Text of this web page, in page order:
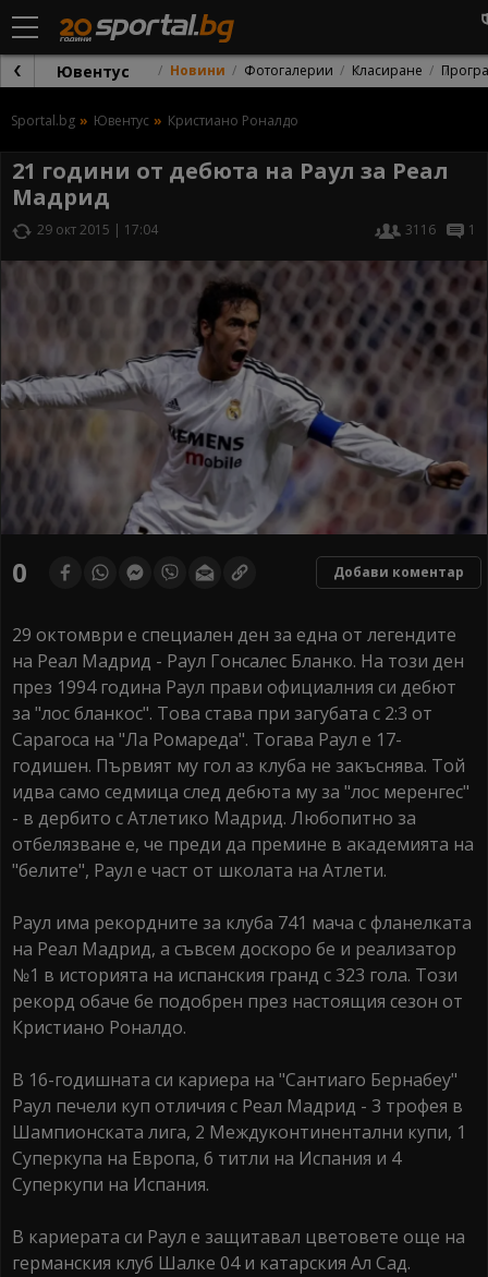
Ювентус Новини Фотогалерии Класиране
Sportal.bg Ювентус Кристиано Роналдо
21 години от дебюта на Раул за Реал
Мадрид
29 окт 2015 | 17:04 3116 1
0 Добави коментар
29 октомври е специален ден за една от легендите
на Реал Мадрид - Раул Гонсалес Бланко. На този ден
през 1994 година Раул прави официалния си дебют
за "лос бланкос". Това става при загубата с 2:3 от
Сарагоса на "Ла Ромареда". Тогава Раул е 17-
годишен. Първият му гол аз клуба не закъснява. Той
идва само седмица след дебюта му за "лос меренгес"
- в дербито с Атлетико Мадрид. Любопитно за
отбелязване е, че преди да премине в академията на
"белите", Раул е част от школата на Атлети.
Раул има рекордните за клуба 741 мача с фланелката
на Реал Мадрид, а съвсем доскоро бе и реализатор
№1 в историята на испанския гранд с 323 гола. Този
рекорд обаче бе подобрен през настоящия сезон от
Кристиано Роналдо.
В 16-годишната си кариера на "Сантиаго Бернабеу"
Раул печели куп отличия с Реал Мадрид - 3 трофея в
Шампионската лига, 2 Междуконтинентални купи, 1
Суперкупа на Европа, 6 титли на Испания и 4
Суперкупи на Испания.
В кариерата си Раул е защитавал цветовете още на
германския клуб Шалке 04 и катарския Ал Сад.